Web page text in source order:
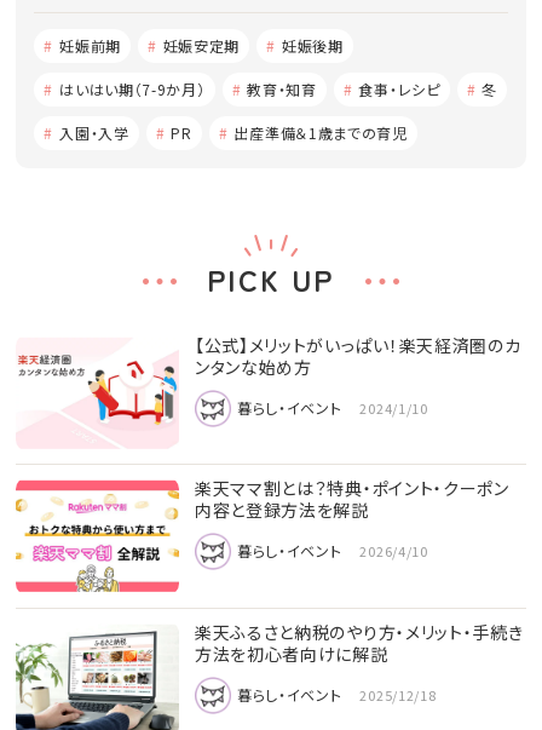
妊娠前期 妊娠安定期 妊娠後期
はいはい期（7-9か月） 教育・知育 食事・レシピ 冬
入園・入学 PR 出産準備＆1歳までの育児
PICK UP
【公式】メリットがいっぱい！楽天経済圏のカ
ンタンな始め方
暮らし・イベント 2024/1/10
楽天ママ割とは？特典・ポイント・クーポン
内容と登録方法を解説
暮らし・イベント 2026/4/10
楽天ふるさと納税のやり方・メリット・手続き
方法を初心者向けに解説
暮らし・イベント 2025/12/18